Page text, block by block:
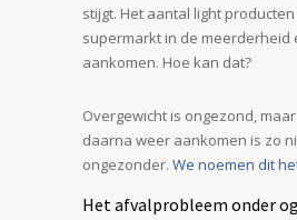
stijgt. Het aantal light
supermarkt in de meerderheid
aankomen. Hoe kan dat?
Overgewicht is ongezond,
daarna weer aankomen is zo
ongezonder. We noemen dit
Het afvalprobleem onder